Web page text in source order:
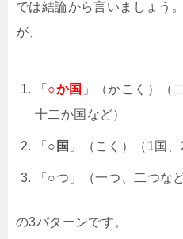
では結論から言いましょう。
が、
「 ○か国 」（かこく）（
十二か国など）
「 ○国 」（こく）（1国、
「○つ」（一つ、二つなど
の3パターンです。